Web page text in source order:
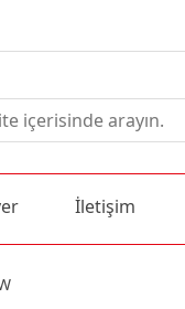
İletişim